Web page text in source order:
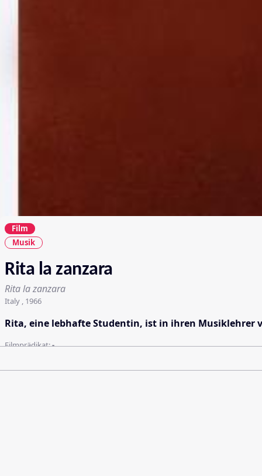
Film
Musik
Rita la zanzara
Rita la zanzara
Italy , 1966
Rita, eine lebhafte Studentin, ist in ihren Musiklehrer
Filmprädikat:-